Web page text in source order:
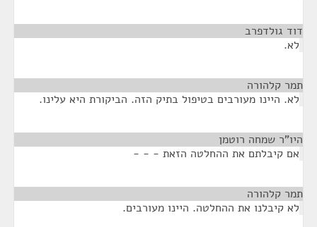
דוד גולדפרב
לא.
תמר קלהורה
לא. היינו מעורבים בטיפול בתיק הזה. הביקורת היא עלינו.
היו"ר שמחה רוטמן
אם קיבלתם את ההחלטה הזאת - - -
תמר קלהורה
לא קיבלנו את ההחלטה. היינו מעורבים.